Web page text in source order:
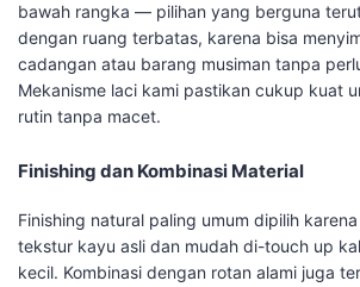
bawah rangka — pilihan yang berguna
dengan ruang terbatas, karena bisa
cadangan atau barang musiman tanpa
Mekanisme laci kami pastikan cukup kuat
rutin tanpa macet.
Finishing dan Kombinasi Material
Finishing natural paling umum dipilih
tekstur kayu asli dan mudah di-touch up
kecil. Kombinasi dengan rotan alami juga